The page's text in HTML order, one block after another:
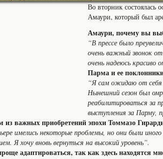
Во вторник состоялась
Амаури, который был
Амаури, почему вы
“В прессе было
очень важный звонок
очень надеюсь красиво
Парма и ее
“Я сам ожидаю от себя
Нынешний сезон был
реабилитироваться за
выступления за Парму,
из важных приобретений эпохи Томмазо
имелись некоторые проблемы, но они были
Я хочу вновь вернуться на высокий уровень”.
адаптироваться, так как здесь